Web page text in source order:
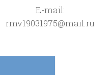
E-mail:
rmv19031975@mail.ru